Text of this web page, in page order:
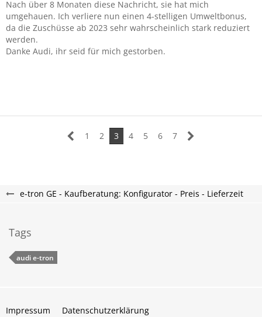
Nach über 8 Monaten diese Nachricht, sie hat mich
umgehauen. Ich verliere nun einen 4-stelligen Umweltbonus,
da die Zuschüsse ab 2023 sehr wahrscheinlich stark reduziert
werden.
Danke Audi, ihr seid für mich gestorben.
1 2 3 4 5 6 7
e-tron GE - Kaufberatung: Konfigurator - Preis - Lieferzeit
Tags
audi e-tron
Impressum Datenschutzerklärung